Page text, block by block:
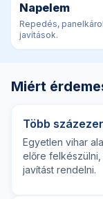
Napelem
Repedés,
javítások.
Miért
Több
Egyetlen vihar
előre
javítást rendelni.